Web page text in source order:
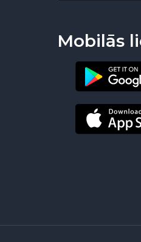
Mobilās